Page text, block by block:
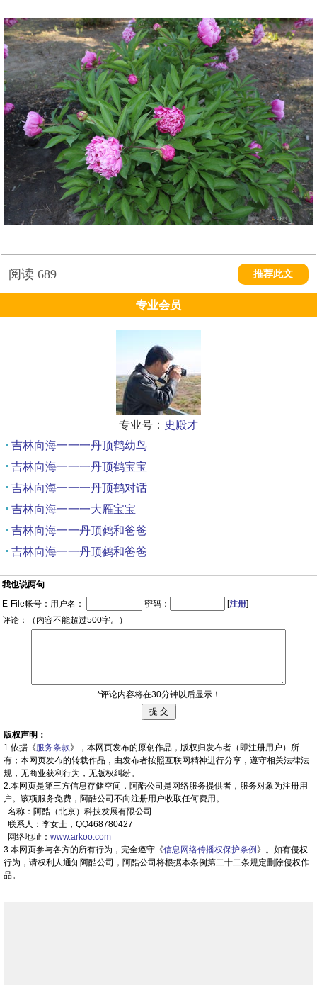
阅读 689 推荐此文
专业会员
专业号： 史殿才
吉林向海一一一丹顶鹤幼鸟
吉林向海一一一丹顶鹤宝宝
吉林向海一一一丹顶鹤对话
吉林向海一一一大雁宝宝
吉林向海一一丹顶鹤和爸爸
吉林向海一一丹顶鹤和爸爸
我也说两句
E-File帐号：用户名：
密码： [注册]
评论：（内容不能超过500字。）
*评论内容将在30分钟以后显示！
版权声明：
1.依据《服务条款》，本网页发布的原创作品，版权归发布者（即注册用户）所
有；本网页发布的转载作品，由发布者按照互联网精神进行分享，遵守相关法律法
规，无商业获利行为，无版权纠纷。
2.本网页是第三方信息存储空间，阿酷公司是网络服务提供者，服务对象为注册用
户。该项服务免费，阿酷公司不向注册用户收取任何费用。
名称：阿酷（北京）科技发展有限公司
联系人：李女士，QQ468780427
网络地址： www.arkoo.com
3.本网页参与各方的所有行为，完全遵守《信息网络传播权保护条例 》。如有侵权
行为，请权利人通知阿酷公司，阿酷公司将根据本条例第二十二条规定删除侵权作
品。